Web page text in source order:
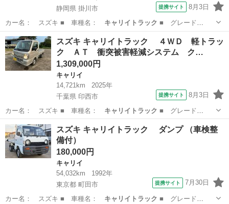
静岡県 掛川市
提携サイト 8月3日
カー名： スズキ ■ 車種名： キャリイトラック ■ グレード
名： ＫＣエアコン…
静岡 掛川市 キャリイ
スズキ キャリイトラック ４ＷＤ 軽トラッ
ク ＡＴ 衝突被害軽減システム ク…
1,309,000円
キャリイ
14,721km
2025年
千葉県 印西市
提携サイト 8月3日
カー名： スズキ ■ 車種名： キャリイトラック ■ グレード
名： ４ＷＤ 軽…
千葉 印西市 キャリイ
スズキ キャリイトラック ダンプ （車検整
備付）
180,000円
キャリイ
54,032km
1992年
東京都 町田市
提携サイト 7月30日
カー名： スズキ ■ 車種名： キャリイトラック ■ グレード